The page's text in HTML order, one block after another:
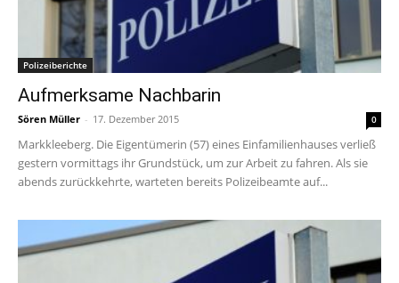
Polizeiberichte
Aufmerksame Nachbarin
Sören Müller - 17. Dezember 2015 0
Markkleeberg. Die Eigentümerin (57) eines Einfamilienhauses verließ
gestern vormittags ihr Grundstück, um zur Arbeit zu fahren. Als sie
abends zurückkehrte, warteten bereits Polizeibeamte auf...